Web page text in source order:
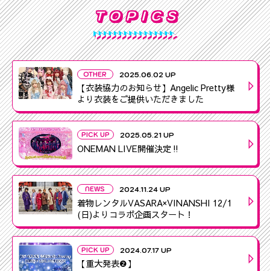
TOPICS
OTHER 2025.06.02 UP
【衣装協力のお知らせ】Angelic Pretty様
より衣装をご提供いただきました
PICK UP 2025.05.21 UP
ONEMAN LIVE開催決定‼️
NEWS 2024.11.24 UP
着物レンタルVASARA×VINANSHI 12/1
(日)よりコラボ企画スタート！
PICK UP 2024.07.17 UP
【重大発表❷】